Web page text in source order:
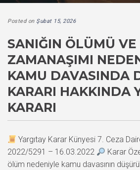
Posted on Şubat 15, 2026
SANIĞIN ÖLÜMÜ VE
ZAMANAŞIMI
KAMU DAVASINDA
KARARI HAKKINDA
KARARI
Yargıtay Karar Künyesi 7. Ceza
2022/5291 – 16.03.2022
Karar
ölüm nedeniyle kamu davasının